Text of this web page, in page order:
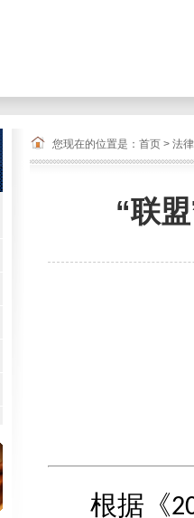
您现在的位置是： 首页 > 法
“联
根据《